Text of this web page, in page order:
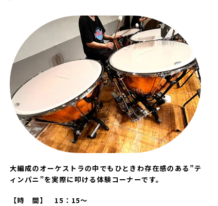
大編成のオーケストラの中でもひときわ存在感のある”テ
ィンパニ”を実際に叩ける体験コーナーです。
【時 間】 15：15～